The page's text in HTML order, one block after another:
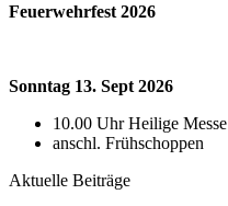
Feuerwehrfest 2026
Sonntag 13. Sept 2026
10.00 Uhr Heilige Messe
anschl. Frühschoppen
Aktuelle Beiträge